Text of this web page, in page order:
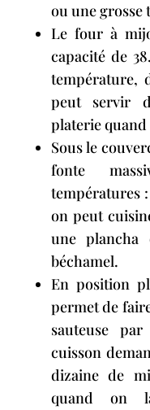
ou une grosse
Le four à
capacité de
température,
peut servir
platerie quand
Sous le
fonte
températures
on peut
une plancha
béchamel.
En position
permet de
sauteuse
cuisson
dizaine de
quand on